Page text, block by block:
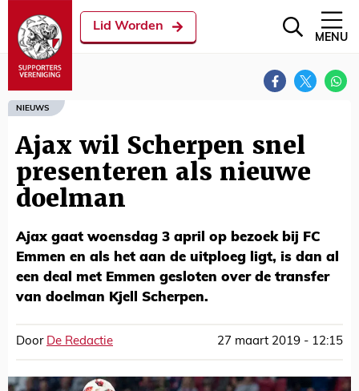
Lid Worden
MENU
NIEUWS
Ajax wil Scherpen snel
presenteren als nieuwe
doelman
Ajax gaat woensdag 3 april op bezoek bij FC
Emmen en als het aan de uitploeg ligt, is dan al
een deal met Emmen gesloten over de transfer
van doelman Kjell Scherpen.
Door De Redactie 27 maart 2019 - 12:15